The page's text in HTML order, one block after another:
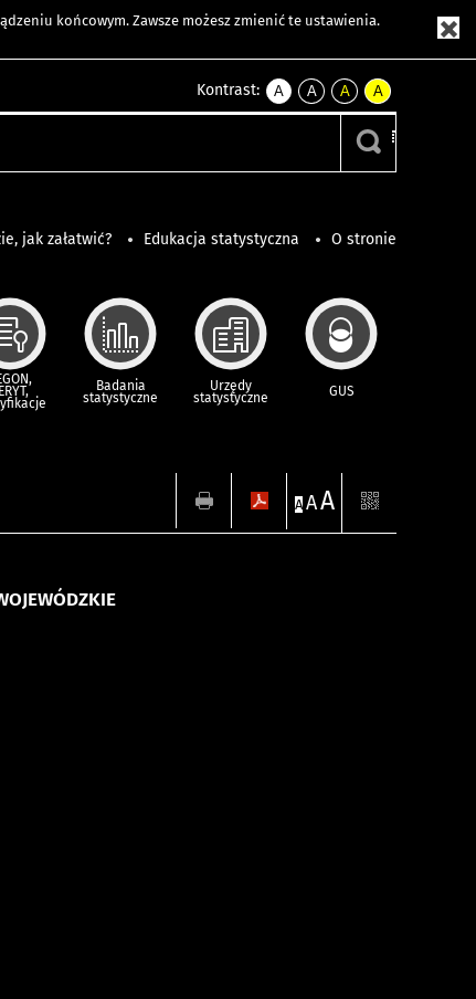
końcowym. Zawsze możesz zmienić te ustawienia.
Kontrast:
A
kontrast
A
kontrast
czarnym
A
kontrast
żółty
tekst
czarnym
A
kontrast
czarny
tekst
żółtym
jak załatwić? Edukacja statystyczna O stronie
Badania
statystyczne
Urzędy
statystyczne GUS
A AA